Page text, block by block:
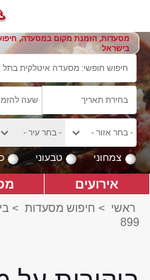
מסעדות, הזמנת מקום במסעדה,
בישראל
צמחוני טבעוני
אירועים
ראשי > חיפוש מסעדות >
899